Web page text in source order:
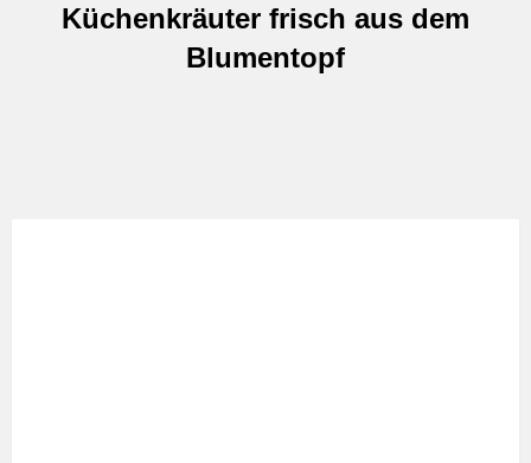
Küchenkräuter frisch aus dem
Blumentopf